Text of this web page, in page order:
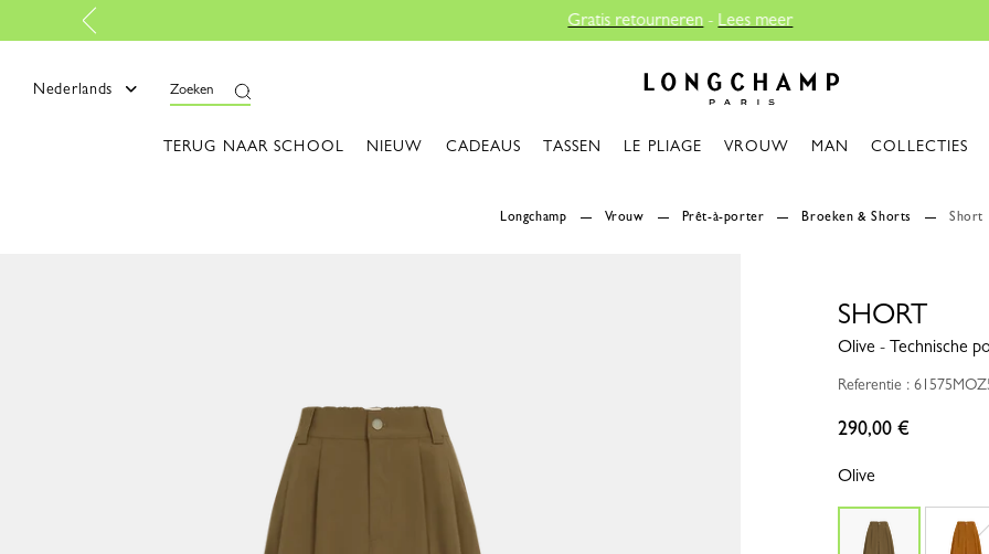
Nederlands Zoeken
TERUG NAAR SCHOOL NIEUW CADEAUS TASSEN LE PLIAGE VROUW MAN COLLECTIES
Longchamp Vrouw Prêt-à-porter Broeken & Shorts Short
SHORT
Olive - Technische
Referentie :
290,00 €
Olive